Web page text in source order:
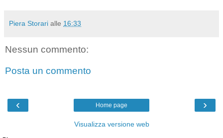
Piera Storari alle 16:33
Nessun commento:
Posta un commento
‹ ›
Home page
Visualizza versione web